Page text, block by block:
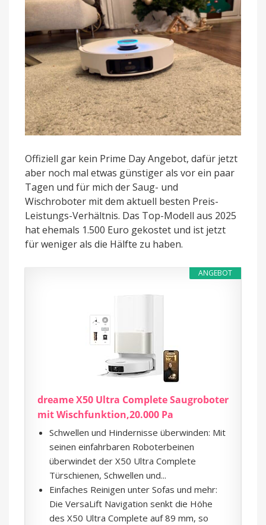
Offiziell gar kein Prime Day Angebot, dafür jetzt
aber noch mal etwas günstiger als vor ein paar
Tagen und für mich der Saug- und
Wischroboter mit dem aktuell besten Preis-
Leistungs-Verhältnis. Das Top-Modell aus 2025
hat ehemals 1.500 Euro gekostet und ist jetzt
für weniger als die Hälfte zu haben.
ANGEBOT
dreame X50 Ultra Complete Saugroboter
mit Wischfunktion,20.000 Pa
Schwellen und Hindernisse überwinden: Mit
seinen einfahrbaren Roboterbeinen
überwindet der X50 Ultra Complete
Türschienen, Schwellen und...
Einfaches Reinigen unter Sofas und mehr:
Die VersaLift Navigation senkt die Höhe
des X50 Ultra Complete auf 89 mm, so